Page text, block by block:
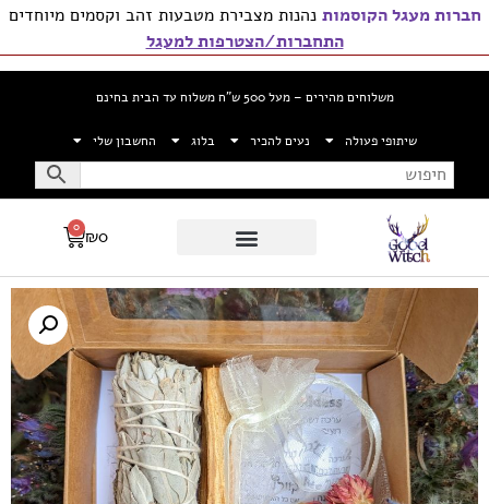
חברות מעגל הקוסמות נהנות מצבירת מטבעות זהב וקסמים מיוחדים
התחברות/הצטרפות למעגל
משלוחים מהירים – מעל 500 ש”ח משלוח עד הבית בחינם
שיתופי פעולה נעים להכיר בלוג החשבון שלי
₪0
0